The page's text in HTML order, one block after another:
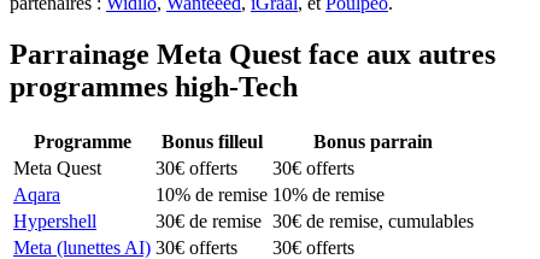
Parrainage Meta Quest face aux autres
programmes high-Tech
Programme Bonus filleul
Bonus parrain
Meta Quest
30€ offerts
30€ offerts
Aqara
10% de remise 10% de remise
Hypershell
30€ de remise 30€ de remise, cumulables
Meta (lunettes AI) 30€ offerts 30€ offerts